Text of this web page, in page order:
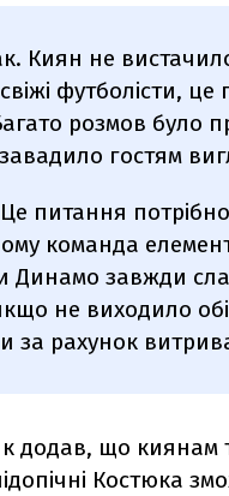
Киян не
футболісти,
розмов було
гостям
питання
команда
Динамо завжди
не виходило
за рахунок
додав, що киянам
Костюка